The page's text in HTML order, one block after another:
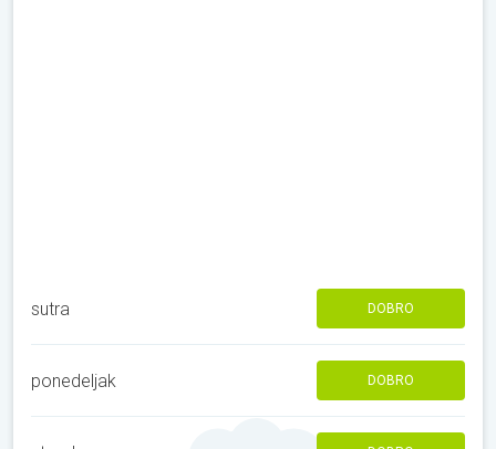
sutra DOBRO
ponedeljak DOBRO